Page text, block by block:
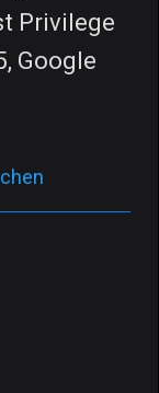
Privilege
Google